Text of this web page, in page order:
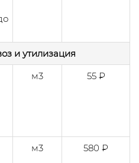
и утилизация
м3 55 ₽
м3 580 ₽